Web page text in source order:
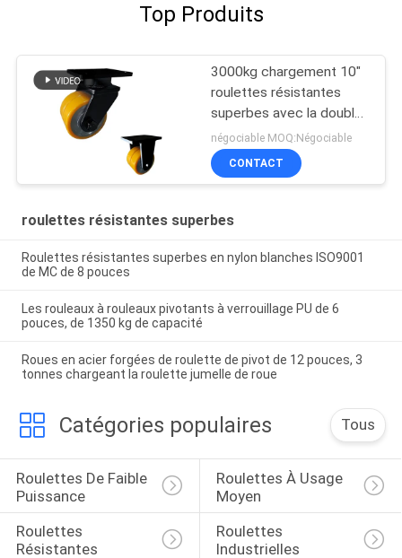
Top Produits
3000kg chargement 10"
roulettes résistantes
superbes avec la double
roue
négociable MOQ:Négociable
CONTACT
roulettes résistantes superbes
Roulettes résistantes superbes en nylon blanches ISO9001
de MC de 8 pouces
Les rouleaux à rouleaux pivotants à verrouillage PU de 6
pouces, de 1350 kg de capacité
Roues en acier forgées de roulette de pivot de 12 pouces, 3
tonnes chargeant la roulette jumelle de roue
Catégories populaires Tous
Roulettes De Faible
Puissance
Roulettes À Usage
Moyen
Roulettes
Résistantes
Roulettes
Industrielles